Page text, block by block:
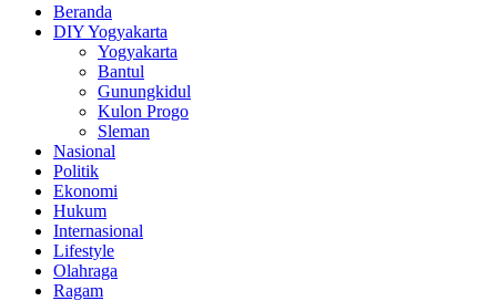
Beranda
DIY Yogyakarta
Yogyakarta
Bantul
Gunungkidul
Kulon Progo
Sleman
Nasional
Politik
Ekonomi
Hukum
Internasional
Lifestyle
Olahraga
Ragam